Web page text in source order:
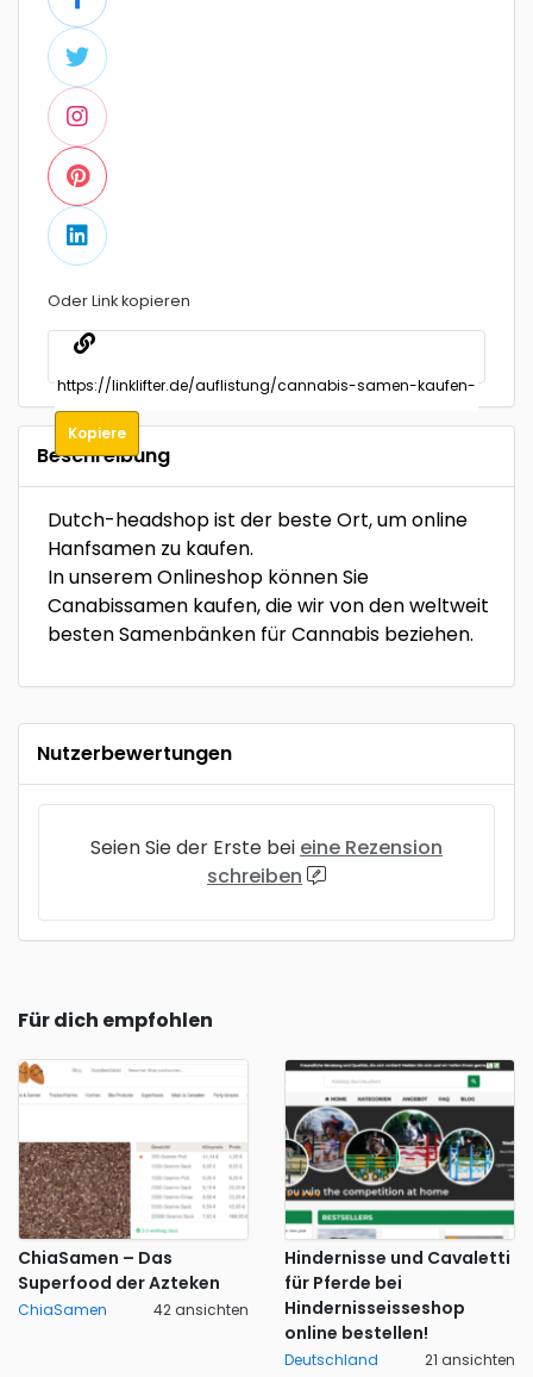
Oder Link kopieren
Kopiere
Beschreibung
Dutch-headshop ist der beste Ort, um online
Hanfsamen zu kaufen.
In unserem Onlineshop können Sie
Canabissamen kaufen, die wir von den weltweit
besten Samenbänken für Cannabis beziehen.
Nutzerbewertungen
Seien Sie der Erste bei eine Rezension
schreiben
Für dich empfohlen
ChiaSamen – Das
Superfood der Azteken
ChiaSamen 42 ansichten
Hindernisse und Cavaletti
für Pferde bei
Hindernisseisseshop
online bestellen!
Deutschland 21 ansichten